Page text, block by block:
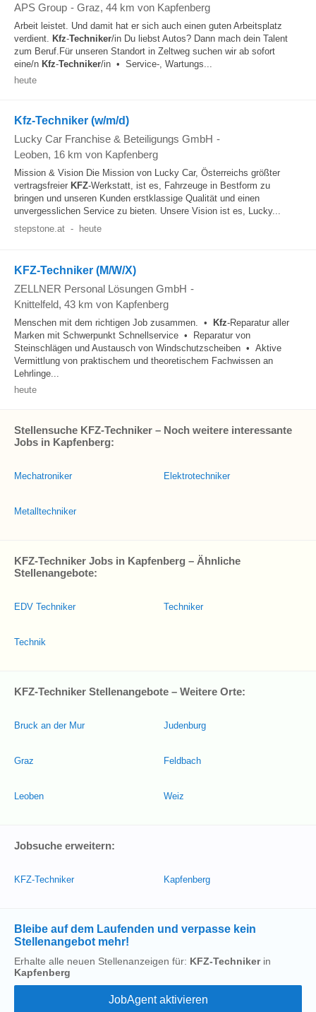
APS Group - Graz, 44 km von Kapfenberg
Arbeit leistet. Und damit hat er sich auch einen guten Arbeitsplatz
verdient. Kfz-Techniker/in Du liebst Autos? Dann mach dein Talent
zum Beruf.Für unseren Standort in Zeltweg suchen wir ab sofort
eine/n Kfz-Techniker/in • Service-, Wartungs...
heute
Kfz-Techniker (w/m/d)
Lucky Car Franchise & Beteiligungs GmbH -
Leoben, 16 km von Kapfenberg
Mission & Vision Die Mission von Lucky Car, Österreichs größter
vertragsfreier KFZ-Werkstatt, ist es, Fahrzeuge in Bestform zu
bringen und unseren Kunden erstklassige Qualität und einen
unvergesslichen Service zu bieten. Unsere Vision ist es, Lucky...
stepstone.at - heute
KFZ-Techniker (M/W/X)
ZELLNER Personal Lösungen GmbH -
Knittelfeld, 43 km von Kapfenberg
Menschen mit dem richtigen Job zusammen. • Kfz-Reparatur aller
Marken mit Schwerpunkt Schnellservice • Reparatur von
Steinschlägen und Austausch von Windschutzscheiben • Aktive
Vermittlung von praktischem und theoretischem Fachwissen an
Lehrlinge...
heute
Stellensuche KFZ-Techniker – Noch weitere interessante
Jobs in Kapfenberg:
Mechatroniker
Metalltechniker
Elektrotechniker
KFZ-Techniker Jobs in Kapfenberg – Ähnliche
Stellenangebote:
EDV Techniker
Technik
Techniker
KFZ-Techniker Stellenangebote – Weitere Orte:
Bruck an der Mur
Graz
Leoben
Judenburg
Feldbach
Weiz
Jobsuche erweitern:
KFZ-Techniker Kapfenberg
Bleibe auf dem Laufenden und verpasse kein
Stellenangebot mehr!
Erhalte alle neuen Stellenanzeigen für: KFZ-Technikerin
Kapfenberg